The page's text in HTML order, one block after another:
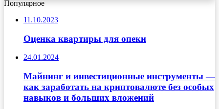
Популярное
11.10.2023
Оценка квартиры для опеки
24.01.2024
Майнинг и инвестиционные инструменты —
как заработать на криптовалюте без особых
навыков и больших вложений